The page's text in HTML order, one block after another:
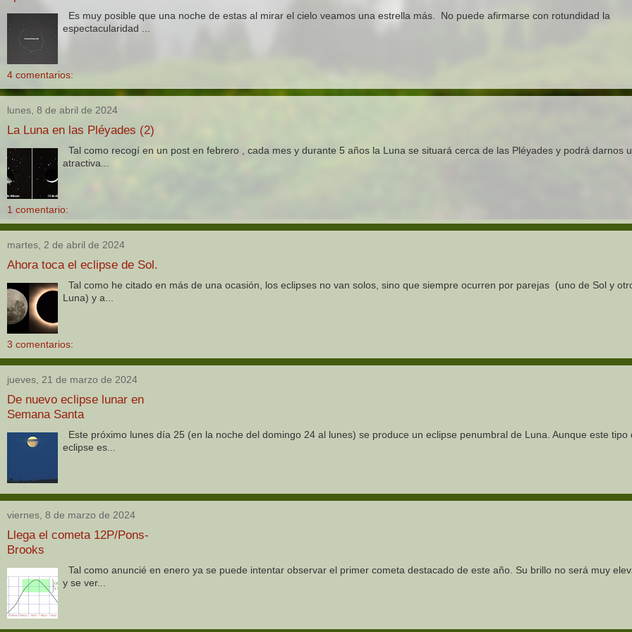
Es muy posible que una noche de estas al mirar el cielo veamos una estrella más. No puede afirmarse con rotundidad la
espectacularidad ...
4 comentarios:
lunes, 8 de abril de 2024
La Luna en las Pléyades (2)
Tal como recogí en un post en febrero , cada mes y durante 5 años la Luna se situará cerca de las Pléyades y podrá darnos
atractiva...
1 comentario:
martes, 2 de abril de 2024
Ahora toca el eclipse de Sol.
Tal como he citado en más de una ocasión, los eclipses no van solos, sino que siempre ocurren por parejas (uno de Sol y
Luna) y a...
3 comentarios:
jueves, 21 de marzo de 2024
De nuevo eclipse lunar en
Semana Santa
Este próximo lunes día 25 (en la noche del domingo 24 al lunes) se produce un eclipse penumbral de Luna. Aunque este tipo
eclipse es...
viernes, 8 de marzo de 2024
Llega el cometa 12P/Pons-
Brooks
Tal como anuncié en enero ya se puede intentar observar el primer cometa destacado de este año. Su brillo no será muy
y se ver...